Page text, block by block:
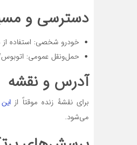
دسترسی و
خودرو شخصی: استفاده
حمل‌ونقل عمومی:
آدرس و نقشه
برای نقشهٔ زنده موقتاً از
می‌شود.